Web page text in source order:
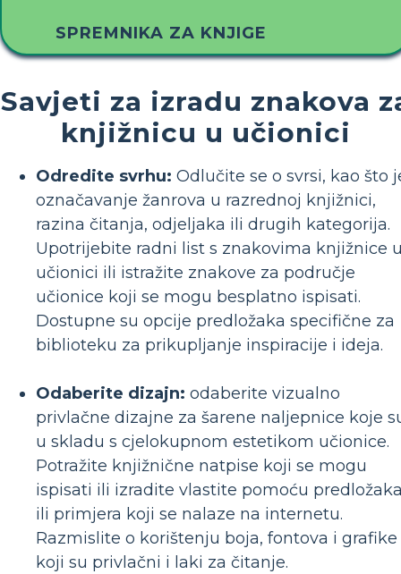
SPREMNIKA ZA KNJIGE
Savjeti za izradu znakova
knjižnicu u učionici
Odredite svrhu: Odlučite se o svrsi, kao što
označavanje žanrova u razrednoj knjižnici,
razina čitanja, odjeljaka ili drugih kategorija.
Upotrijebite radni list s znakovima knjižnice
učionici ili istražite znakove za područje
učionice koji se mogu besplatno ispisati.
Dostupne su opcije predložaka specifične za
biblioteku za prikupljanje inspiracije i ideja.
Odaberite dizajn: odaberite vizualno
privlačne dizajne za šarene naljepnice koje
u skladu s cjelokupnom estetikom učionice.
Potražite knjižnične natpise koji se mogu
ispisati ili izradite vlastite pomoću
ili primjera koji se nalaze na internetu.
Razmislite o korištenju boja, fontova i grafike
koji su privlačni i laki za čitanje.